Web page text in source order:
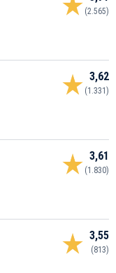
(2.565)
3,62
(1.331)
3,61
(1.830)
3,55
(813)